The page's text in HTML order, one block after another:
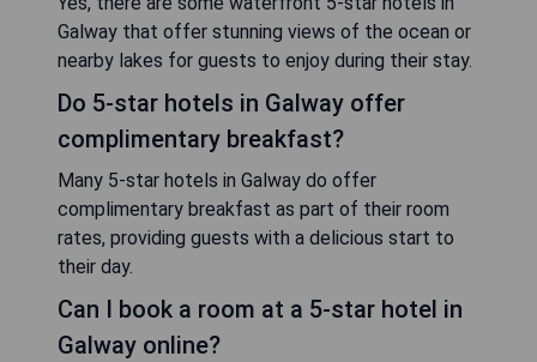
Galway that offer stunning views of the ocean or
nearby lakes for guests to enjoy during their stay.
Do 5-star hotels in Galway offer
complimentary breakfast?
Many 5-star hotels in Galway do offer
complimentary breakfast as part of their room
rates, providing guests with a delicious start to
their day.
Can I book a room at a 5-star hotel in
Galway online?